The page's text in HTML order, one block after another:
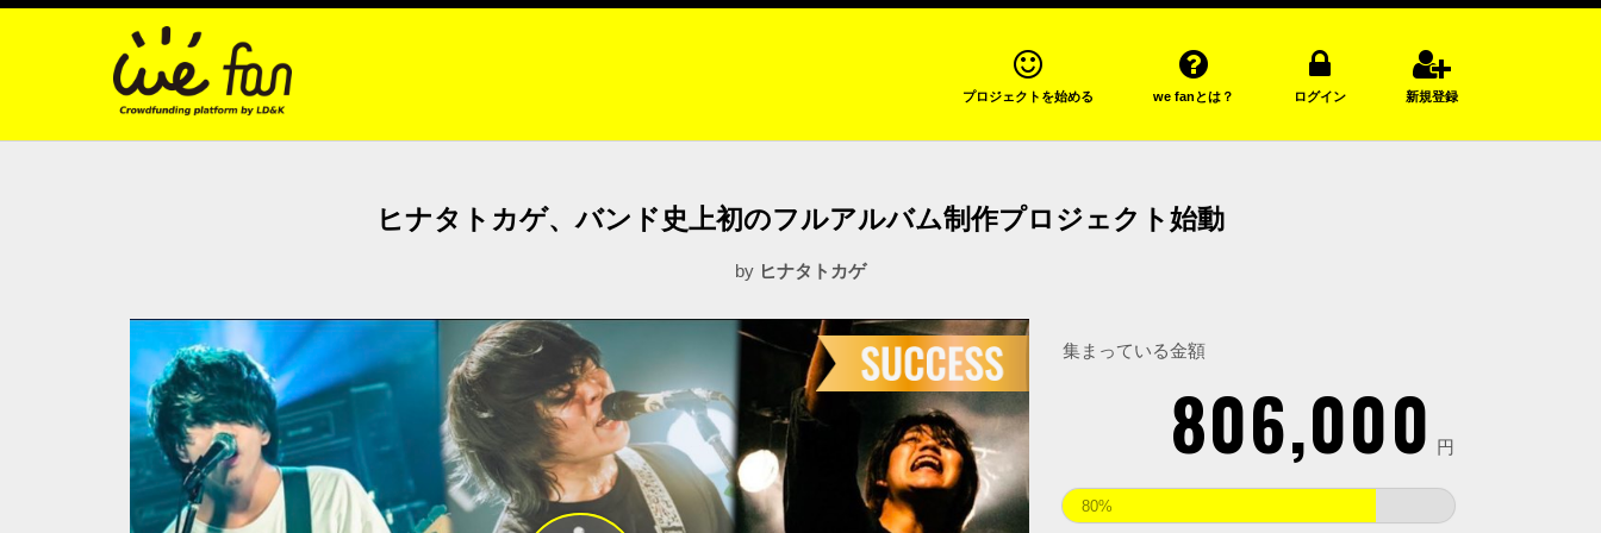
プロジェクトを始める we fanとは？ ログイン 新規登録
ヒナタトカゲ、バンド史上初のフルアルバム制作プロジェクト始動
by ヒナタトカゲ
集まっている金額
806,000 円
80%